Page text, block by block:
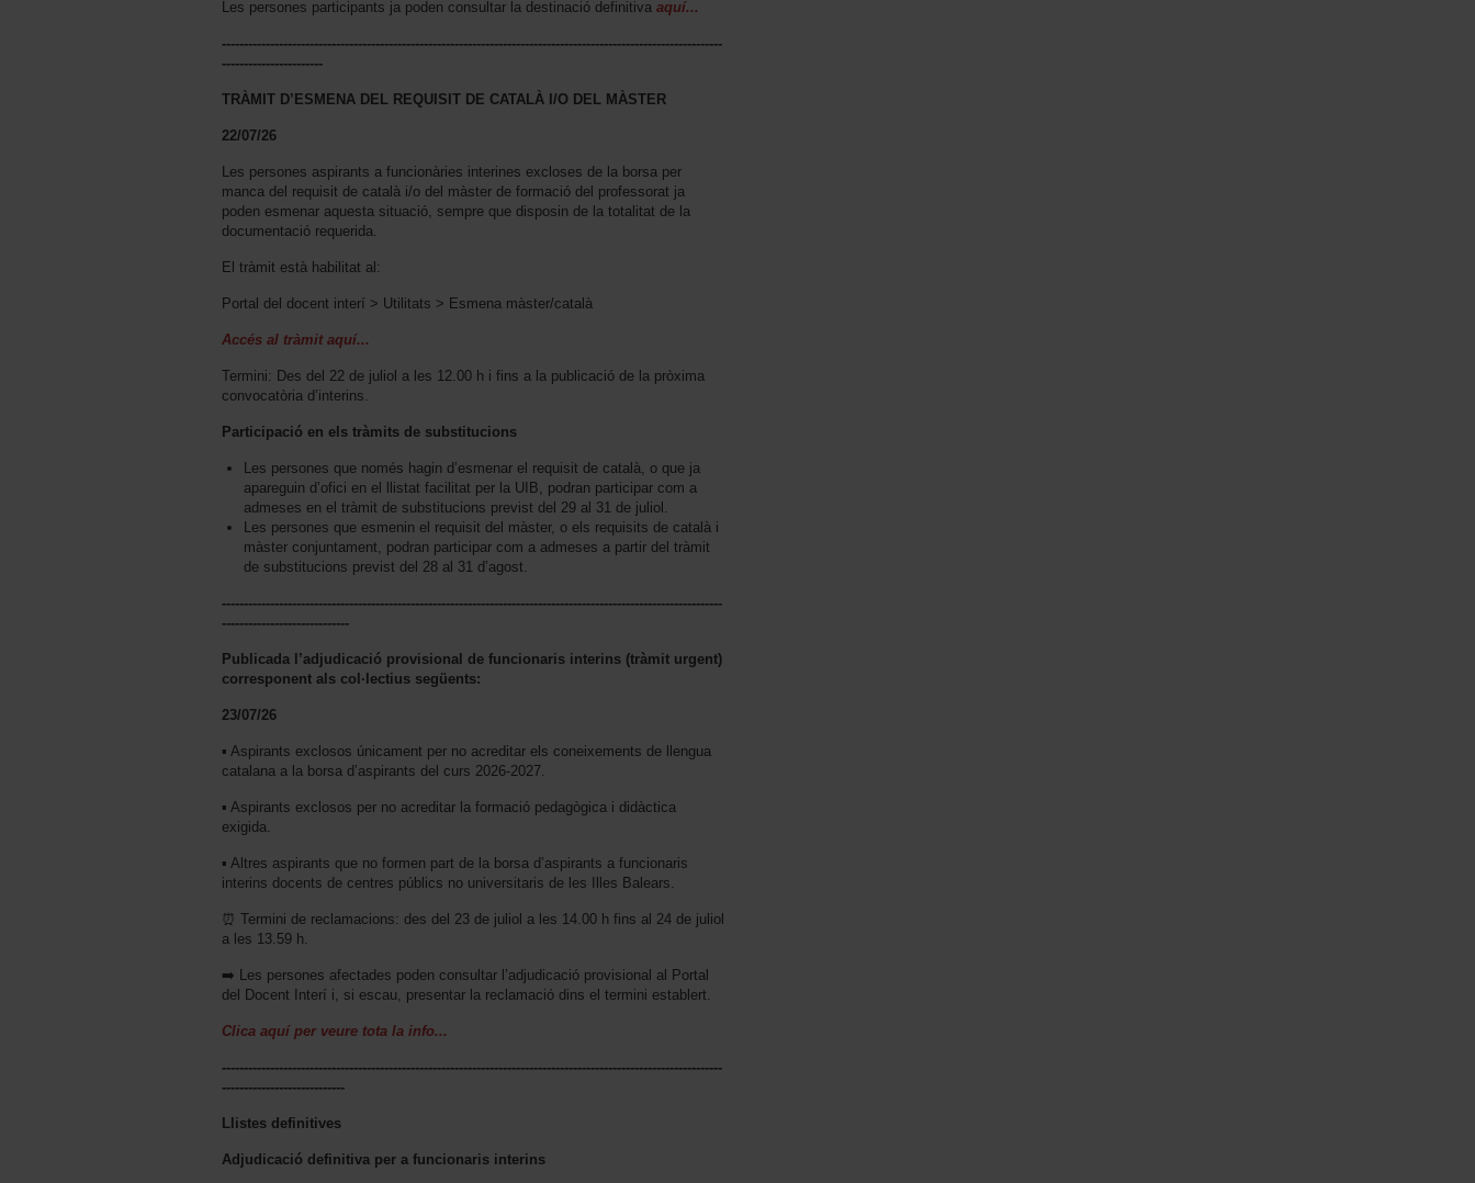
Les persones participants ja poden consultar la destinació definitiva aquí...
------------------------------------------------------------------------------------------------------------------
-----------------------
TRÀMIT D’ESMENA DEL REQUISIT DE CATALÀ I/O DEL MÀSTER
22/07/26
Les persones aspirants a funcionàries interines excloses de la borsa per
manca del requisit de català i/o del màster de formació del professorat ja
poden esmenar aquesta situació, sempre que disposin de la totalitat de la
documentació requerida.
El tràmit està habilitat al:
Portal del docent interí > Utilitats > Esmena màster/català
Accés al tràmit aquí...
Termini: Des del 22 de juliol a les 12.00 h i fins a la publicació de la pròxima
convocatòria d’interins.
Participació en els tràmits de substitucions
Les persones que només hagin d’esmenar el requisit de català, o que ja
apareguin d’ofici en el llistat facilitat per la UIB, podran participar com a
admeses en el tràmit de substitucions previst del 29 al 31 de juliol.
Les persones que esmenin el requisit del màster, o els requisits de català i
màster conjuntament, podran participar com a admeses a partir del tràmit
de substitucions previst del 28 al 31 d’agost.
------------------------------------------------------------------------------------------------------------------
-----------------------------
Publicada l’adjudicació provisional de funcionaris interins (tràmit urgent)
corresponent als col·lectius següents:
23/07/26
▪️ Aspirants exclosos únicament per no acreditar els coneixements de llengua
catalana a la borsa d’aspirants del curs 2026-2027.
▪️ Aspirants exclosos per no acreditar la formació pedagògica i didàctica
exigida.
▪️ Altres aspirants que no formen part de la borsa d’aspirants a funcionaris
interins docents de centres públics no universitaris de les Illes Balears.
⏰ Termini de reclamacions: des del 23 de juliol a les 14.00 h fins al 24 de juliol
a les 13.59 h.
➡️ Les persones afectades poden consultar l’adjudicació provisional al Portal
del Docent Interí i, si escau, presentar la reclamació dins el termini establert.
Clica aquí per veure tota la info...
------------------------------------------------------------------------------------------------------------------
----------------------------
Llistes definitives
Adjudicació definitiva per a funcionaris interins